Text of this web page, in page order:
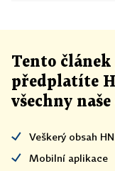
Tento článek
předplatíte
všechny
Veškerý obsah
Mobilní aplikace